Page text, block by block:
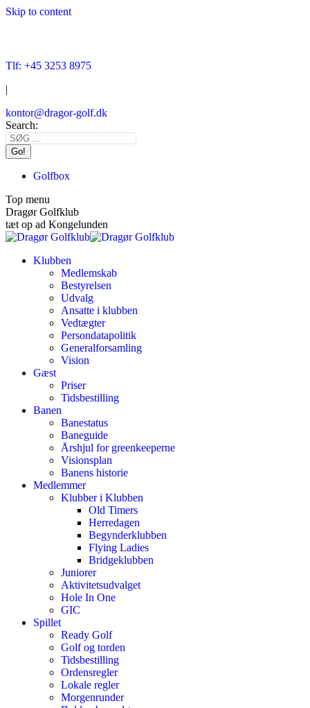
Skip to content
Tlf: +45 3253 8975
|
kontor@dragor-golf.dk
Search:
Golfbox
Top menu
Dragør Golfklub
tæt op ad Kongelunden
Klubben
Medlemskab
Bestyrelsen
Udvalg
Ansatte i klubben
Vedtægter
Persondatapolitik
Generalforsamling
Vision
Gæst
Priser
Tidsbestilling
Banen
Banestatus
Baneguide
Årshjul for greenkeeperne
Visionsplan
Banens historie
Medlemmer
Klubber i Klubben
Old Timers
Herredagen
Begynderklubben
Flying Ladies
Bridgeklubben
Juniorer
Aktivitetsudvalget
Hole In One
GIC
Spillet
Ready Golf
Golf og torden
Tidsbestilling
Ordensregler
Lokale regler
Morgenrunder